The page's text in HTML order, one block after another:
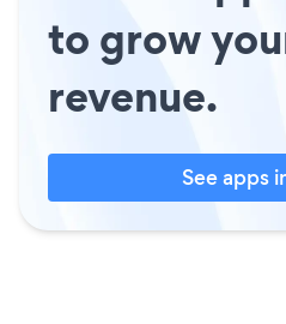
to grow
revenue.
See apps